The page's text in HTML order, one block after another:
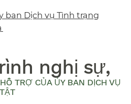
ban Dịch vụ Tình trạng
nghị sự,
TRỢ CỦA ỦY BAN DỊCH VỤ